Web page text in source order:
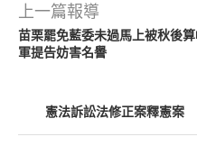
上一篇報導
苗栗罷免藍委未過馬上被秋後
軍提告妨害名譽
憲法訴訟法修正案釋憲案